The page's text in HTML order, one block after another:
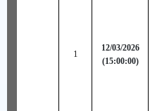
1
12/03/2026
(15:00:00)